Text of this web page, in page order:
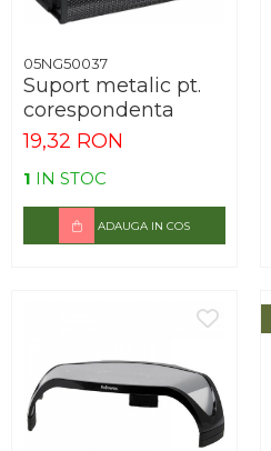
05NG50037
Suport metalic pt.
corespondenta
19,32 RON
1 IN STOC
ADAUGA IN COS